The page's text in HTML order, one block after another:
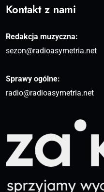
Kontakt z nami
Redakcja muzyczna:
sezon@radioasymetria.net
Sprawy ogólne:
radio@radioasymetria.net